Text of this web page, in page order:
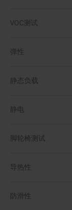
VOC测试
弹性
静态负载
静电
脚轮椅测试
导热性
防滑性